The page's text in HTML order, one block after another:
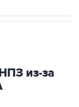
из-за